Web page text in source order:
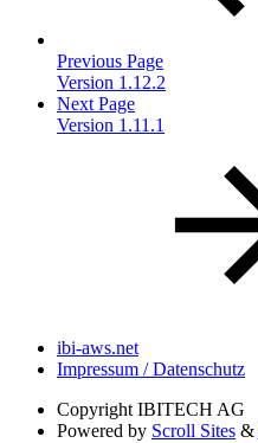
Previous Page
Version 1.12.2
Next Page
Version 1.11.1
ibi-aws.net
Impressum / Datenschutz
Copyright IBITECH AG
Powered by Scroll Sites &